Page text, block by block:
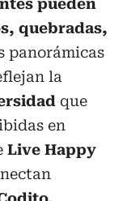
quebradas,
panorámicas
la
que
en
Live Happy